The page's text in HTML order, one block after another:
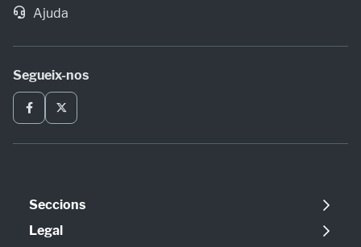
Ajuda
Segueix-nos
Seccions
Política
Legal